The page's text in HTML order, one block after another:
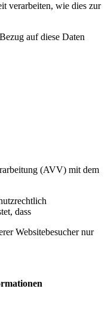
verarbeiten, wie dies zur
auf diese Daten
(AVV) mit dem
dass
Websitebesucher nur